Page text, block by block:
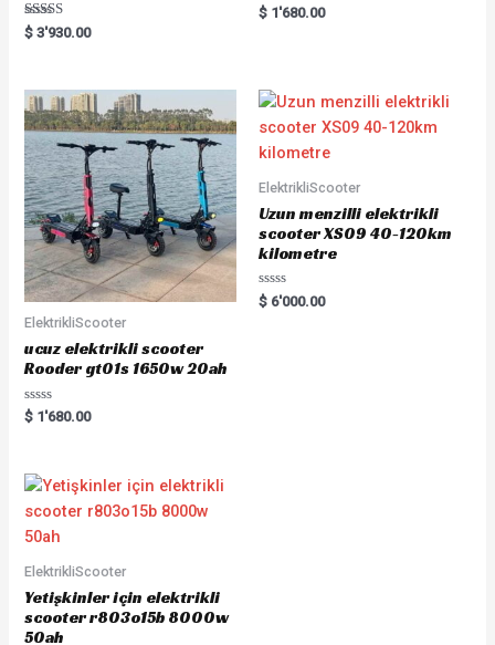
Rated
5.00
$ 3'930.00
Rated
5.00
$ 1'680.00
ElektrikliScooter
ucuz elektrikli scooter
Rooder gt01s 1650w 20ah
Rated
0
$ 1'680.00
ElektrikliScooter
Uzun menzilli elektrikli
scooter XS09 40-120km
kilometre
Rated
0
$ 6'000.00
ElektrikliScooter
Yetişkinler için elektrikli
scooter r803o15b 8000w
50ah